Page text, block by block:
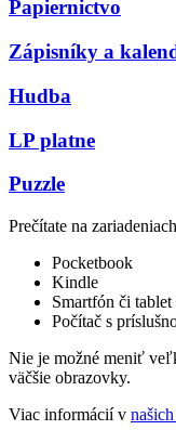
Papiernictvo
Zápisníky a
Hudba
LP platne
Puzzle
Prečítate na
Pocketbook
Kindle
Smartfón či
Počítač s
Nie je možné meniť
väčšie obrazovky.
Viac informácií v